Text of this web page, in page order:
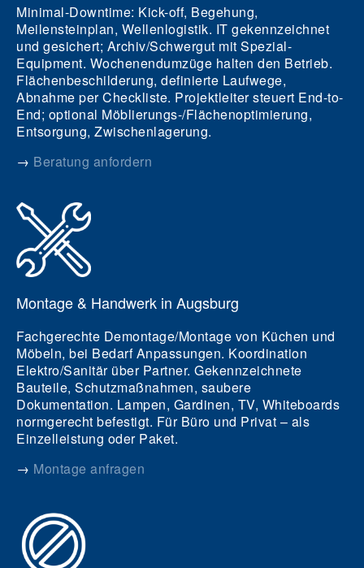
Minimal-Downtime: Kick-off, Begehung,
Meilensteinplan, Wellenlogistik. IT gekennzeichnet
und gesichert; Archiv/Schwergut mit Spezial-
Equipment. Wochenendumzüge halten den Betrieb.
Flächenbeschilderung, definierte Laufwege,
Abnahme per Checkliste. Projektleiter steuert End-to-
End; optional Möblierungs-/Flächenoptimierung,
Entsorgung, Zwischenlagerung.
→ Beratung anfordern
Montage & Handwerk in Augsburg
Fachgerechte Demontage/Montage von Küchen und
Möbeln, bei Bedarf Anpassungen. Koordination
Elektro/Sanitär über Partner. Gekennzeichnete
Bauteile, Schutzmaßnahmen, saubere
Dokumentation. Lampen, Gardinen, TV, Whiteboards
normgerecht befestigt. Für Büro und Privat – als
Einzelleistung oder Paket.
→ Montage anfragen